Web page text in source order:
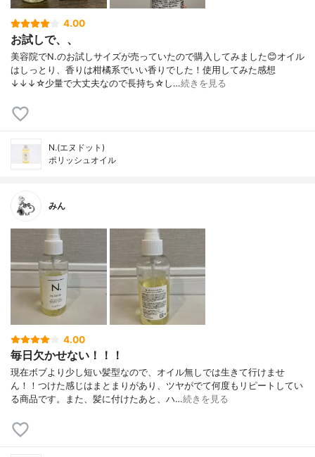
4.00
お試しで、、
美容院でN.のお試しサイズが売っていたので購入してみました😊オイル
はしっとり、香りは柑橘系でいい香りでした！使用してみた感想
↓↓↓☆少量で大丈夫なので長持ち☆し…続きを見る
N.(エヌドット)
ポリッシュオイル
みん
4.00
毎日欠かせない！！！
現在ボブより少し短い髪型なので、オイル無しでは生きて行けませ
ん！！つけた感じはまとまりがあり、ツヤがでて何度もリピートしてい
る商品です。また、髪に付けたあと、ハ…続きを見る